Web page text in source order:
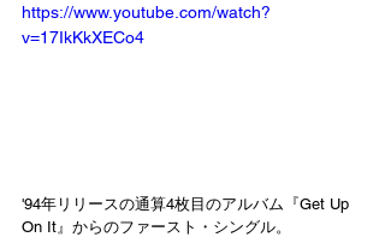
https://www.youtube.com/watch?
v=17IkKkXECo4
'94年リリースの通算4枚目のアルバム『Get Up
On It』からのファースト・シングル。